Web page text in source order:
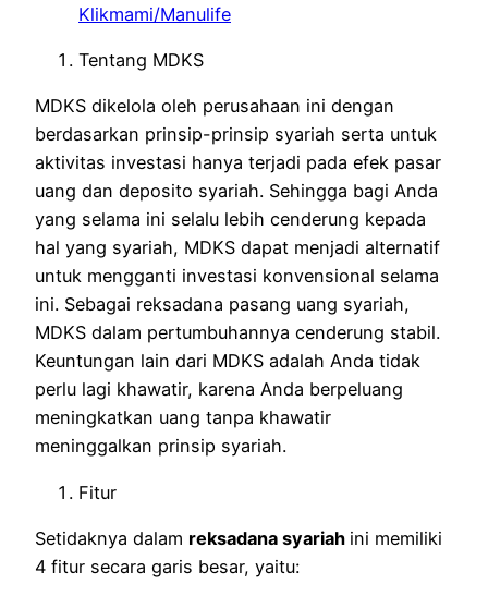
Tentang MDKS
MDKS dikelola oleh perusahaan ini dengan
berdasarkan prinsip-prinsip syariah serta untuk
aktivitas investasi hanya terjadi pada efek pasar
uang dan deposito syariah. Sehingga bagi Anda
yang selama ini selalu lebih cenderung kepada
hal yang syariah, MDKS dapat menjadi alternatif
untuk mengganti investasi konvensional selama
ini. Sebagai reksadana pasang uang syariah,
MDKS dalam pertumbuhannya cenderung stabil.
Keuntungan lain dari MDKS adalah Anda tidak
perlu lagi khawatir, karena Anda berpeluang
meningkatkan uang tanpa khawatir
meninggalkan prinsip syariah.
Fitur
Setidaknya dalam reksadana syariah ini memiliki
4 fitur secara garis besar, yaitu: